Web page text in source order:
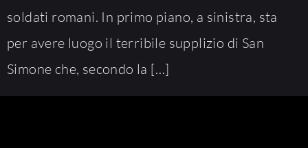
soldati romani. In primo piano, a sinistra, sta
per avere luogo il terribile supplizio di San
Simone che, secondo la […]